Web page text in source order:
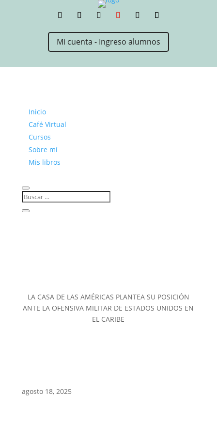
Mi cuenta - Ingreso alumnos
Inicio
Café Virtual
Cursos
Sobre mí
Mis libros
LA CASA DE LAS AMÉRICAS PLANTEA SU POSICIÓN
ANTE LA OFENSIVA MILITAR DE ESTADOS UNIDOS EN
EL CARIBE
agosto 18, 2025